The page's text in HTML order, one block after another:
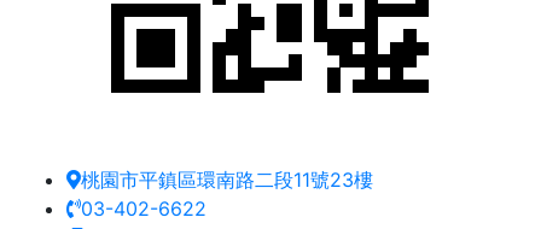
桃園市平鎮區環南路二段11號23樓
03-402-6622